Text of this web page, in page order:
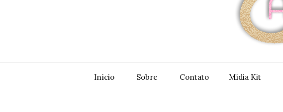
Início Sobre Contato Mídia Kit